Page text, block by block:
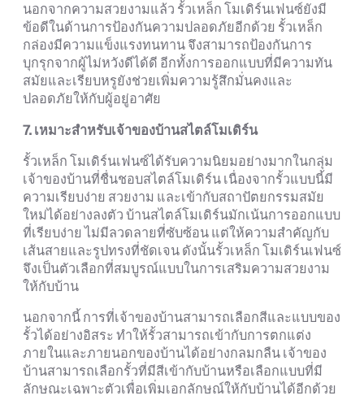
นอกจากความสวยงามแล้ว รั้วเหล็ก โมเดิร์นเฟนซ์ยังมี
ข้อดีในด้านการป้องกันความปลอดภัยอีกด้วย รั้วเหล็ก
กล่องมีความแข็งแรงทนทาน จึงสามารถป้องกันการ
บุกรุกจากผู้ไม่หวังดีได้ดี อีกทั้งการออกแบบที่มีความทัน
สมัยและเรียบหรูยังช่วยเพิ่มความรู้สึกมั่นคงและ
ปลอดภัยให้กับผู้อยู่อาศัย
7. เหมาะสำหรับเจ้าของบ้านสไตล์โมเดิร์น
รั้วเหล็ก โมเดิร์นเฟนซ์ได้รับความนิยมอย่างมากในกลุ่ม
เจ้าของบ้านที่ชื่นชอบสไตล์โมเดิร์น เนื่องจากรั้วแบบนี้มี
ความเรียบง่าย สวยงาม และเข้ากับสถาปัตยกรรมสมัย
ใหม่ได้อย่างลงตัว บ้านสไตล์โมเดิร์นมักเน้นการออกแบบ
ที่เรียบง่าย ไม่มีลวดลายที่ซับซ้อน แต่ให้ความสำคัญกับ
เส้นสายและรูปทรงที่ชัดเจน ดังนั้นรั้วเหล็ก โมเดิร์นเฟนซ์
จึงเป็นตัวเลือกที่สมบูรณ์แบบในการเสริมความสวยงาม
ให้กับบ้าน
นอกจากนี้ การที่เจ้าของบ้านสามารถเลือกสีและแบบของ
รั้วได้อย่างอิสระ ทำให้รั้วสามารถเข้ากับการตกแต่ง
ภายในและภายนอกของบ้านได้อย่างกลมกลืน เจ้าของ
บ้านสามารถเลือกรั้วที่มีสีเข้ากับบ้านหรือเลือกแบบที่มี
ลักษณะเฉพาะตัวเพื่อเพิ่มเอกลักษณ์ให้กับบ้านได้อีกด้วย